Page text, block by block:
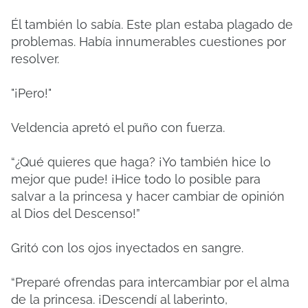
Él también lo sabía. Este plan estaba plagado de
problemas. Había innumerables cuestiones por
resolver.
"¡Pero!"
Veldencia apretó el puño con fuerza.
“¿Qué quieres que haga? ¡Yo también hice lo
mejor que pude! ¡Hice todo lo posible para
salvar a la princesa y hacer cambiar de opinión
al Dios del Descenso!”
Gritó con los ojos inyectados en sangre.
“Preparé ofrendas para intercambiar por el alma
de la princesa. ¡Descendí al laberinto,